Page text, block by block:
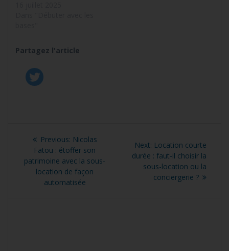
Partagez l'article
Navigation
de
l’article
Previous: Previous
post:
Nicolas
Fatou : étoffer son
patrimoine avec la sous-
location de façon
automatisée
Next: Next
post:
Location courte
durée : faut-il choisir la
sous-location ou la
conciergerie ?